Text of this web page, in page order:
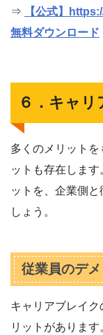
⇒
【公式】
無料ダウンロード
６．キャ
多くのメリット
ットも存在しま
ットを、企業側
しょう。
従業員のデメ
キャリアブレイ
リットがあります